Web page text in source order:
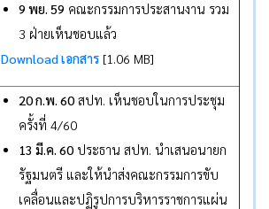
9 พย. 59 คณะกรรมการประสานงาน รวม
3 ฝ่ายเห็นชอบแล้ว
Download เอกสาร [1.06 MB]
20 ก.พ. 60 สปท. เห็นชอบในการประชุม
ครั้งที่ 4/60
13 มี.ค. 60 ประธาน สปท. นำเสนอนายก
รัฐมนตรี และให้นำส่งคณะกรรมการขับ
เคลื่อนและปฏิรูปการบริหารราชการแผ่น